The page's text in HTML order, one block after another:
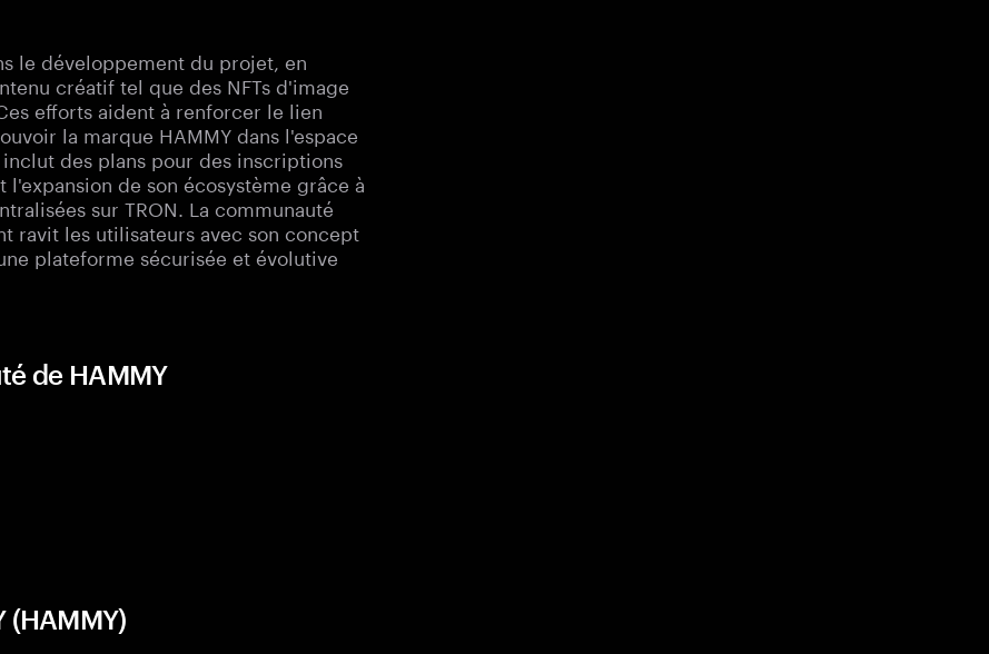
le développement du projet, en
créatif tel que des NFTs d'image
efforts aident à renforcer le lien
la marque HAMMY dans l'espace
des plans pour des inscriptions
de son écosystème grâce à
sur TRON. La communauté
ravit les utilisateurs avec son concept
plateforme sécurisée et évolutive
de HAMMY
(HAMMY)